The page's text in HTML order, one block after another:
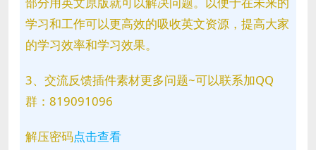
学习和工作可以更高效的吸收英文资源，提高大家
的学习效率和学习效果。
3、交流反馈插件素材更多问题~可以联系加QQ
群：819091096
解压密码点击查看